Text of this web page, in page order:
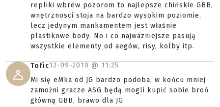
repliki wbrew pozorom to najlepsze chińskie GBB,
wnętrznosci stoja na bardzo wysokim poziomie,
lecz jedynym mankamentem jest właśnie
plastikowe body. No i co najwazniejsze pasują
wszystkie elementy od aegów, risy, kolby itp.
Tofic12-09-2010 @ 11:25
Mi się eMka od JG bardzo podoba, w końcu mniej
zamożni gracze ASG będą mogli kupić sobie broń
główną GBB, brawo dla JG